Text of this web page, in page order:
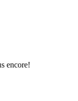
encore!